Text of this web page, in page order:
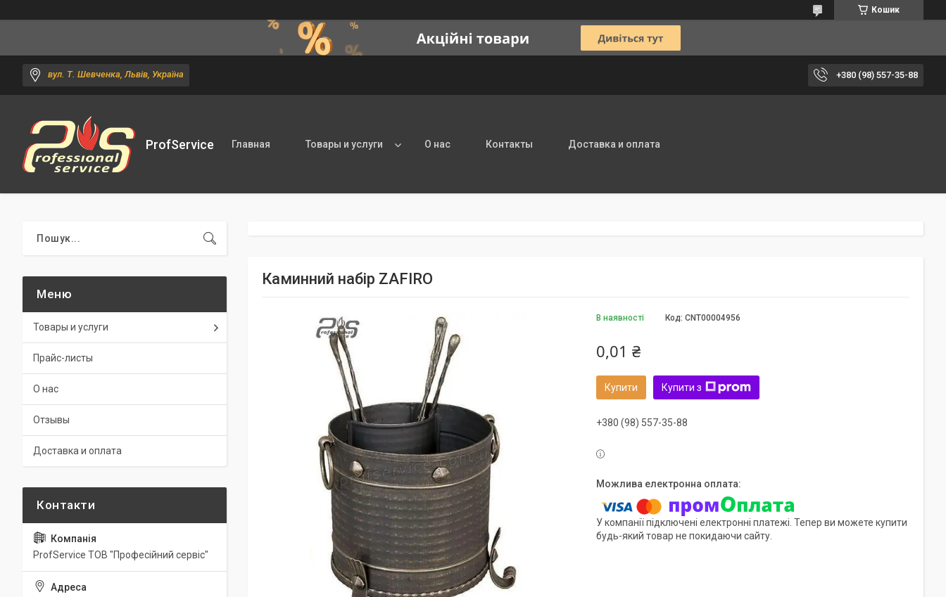
Кошик
вул. Т. Шевченка, Львів, Україна +380 (98) 557-35-88
ProfService Главная Товары и услуги О нас Контакты Доставка и оплата
Каминний набір ZAFIRO
В наявності Код: CNT00004956
0,01 ₴
Купити Купити з
+380 (98) 557-35-88
У компанії підключені електронні платежі. Тепер ви можете купити
будь-який товар не покидаючи сайту.
Товары и услуги
Прайс-листы
О нас
Отзывы
Доставка и оплата
ProfService ТОВ "Професійний сервіс"